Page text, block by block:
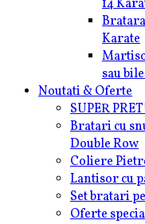
14
Karate
sau
Noutati & Oferte
SUPER
Bratari cu
Double Row
Coliere
Lantisor cu
Set bratari
Oferte